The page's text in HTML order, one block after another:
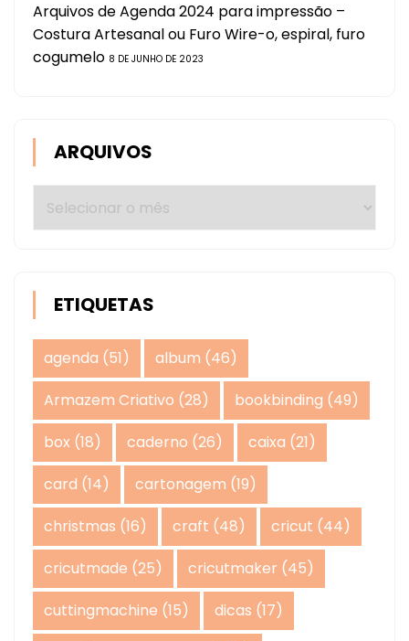
Arquivos de Agenda 2024 para impressão –
Costura Artesanal ou Furo Wire-o, espiral, furo
cogumelo 8 DE JUNHO DE 2023
ARQUIVOS
Arquivos
ETIQUETAS
agenda (51) album (46)
Armazem Criativo (28) bookbinding (49)
box (18) caderno (26) caixa (21)
card (14) cartonagem (19)
christmas (16) craft (48) cricut (44)
cricutmade (25) cricutmaker (45)
cuttingmachine (15) dicas (17)